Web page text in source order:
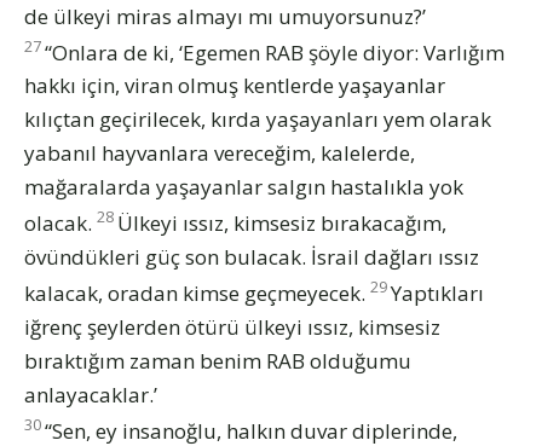
de ülkeyi miras almayı mı umuyorsunuz?’
27“Onlara de ki, ‘Egemen RAB şöyle diyor: Varlığım
hakkı için, viran olmuş kentlerde yaşayanlar
kılıçtan geçirilecek, kırda yaşayanları yem olarak
yabanıl hayvanlara vereceğim, kalelerde,
mağaralarda yaşayanlar salgın hastalıkla yok
olacak. 28 Ülkeyi ıssız, kimsesiz bırakacağım,
övündükleri güç son bulacak. İsrail dağları ıssız
kalacak, oradan kimse geçmeyecek. 29Yaptıkları
iğrenç şeylerden ötürü ülkeyi ıssız, kimsesiz
bıraktığım zaman benim RAB olduğumu
anlayacaklar.’
30“Sen, ey insanoğlu, halkın duvar diplerinde,